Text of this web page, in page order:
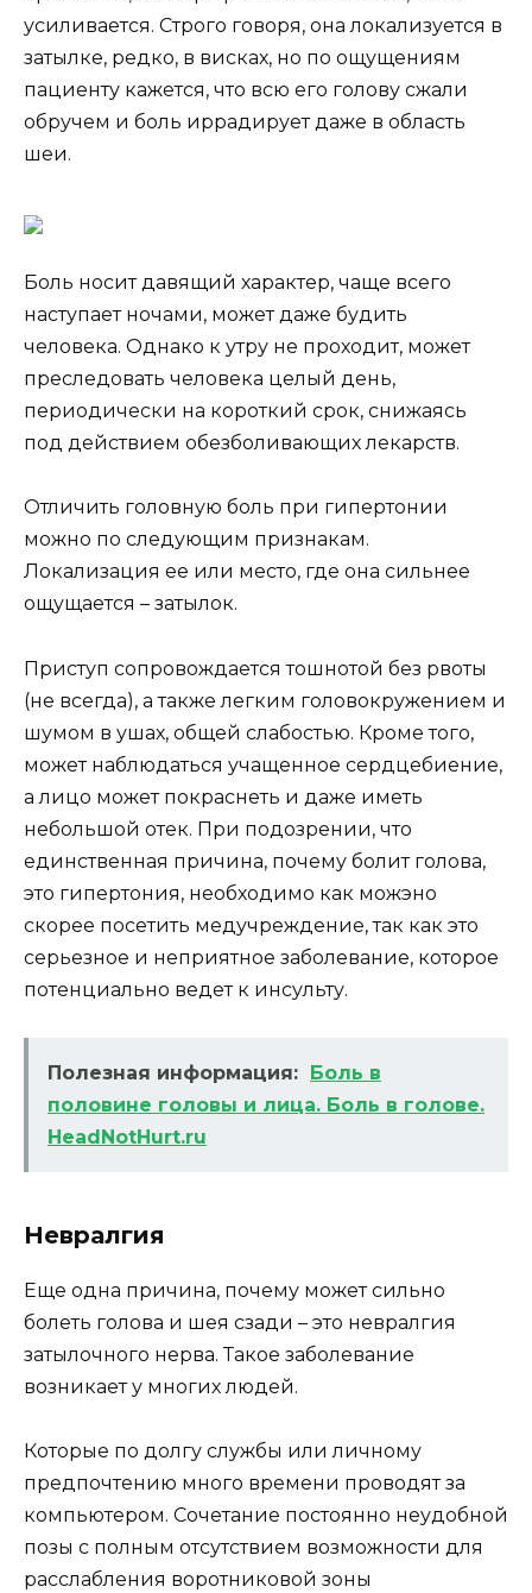
усиливается. Строго говоря, она локализуется в
затылке, редко, в висках, но по ощущениям
пациенту кажется, что всю его голову сжали
обручем и боль иррадирует даже в область
шеи.
Боль носит давящий характер, чаще всего
наступает ночами, может даже будить
человека. Однако к утру не проходит, может
преследовать человека целый день,
периодически на короткий срок, снижаясь
под действием обезболивающих лекарств.
Отличить головную боль при гипертонии
можно по следующим признакам.
Локализация ее или место, где она сильнее
ощущается – затылок.
Приступ сопровождается тошнотой без рвоты
(не всегда), а также легким головокружением и
шумом в ушах, общей слабостью. Кроме того,
может наблюдаться учащенное сердцебиение,
а лицо может покраснеть и даже иметь
небольшой отек. При подозрении, что
единственная причина, почему болит голова,
это гипертония, необходимо как можэно
скорее посетить медучреждение, так как это
серьезное и неприятное заболевание, которое
потенциально ведет к инсульту.
Полезная информация: Боль в
половине головы и лица. Боль в голове.
HeadNotHurt.ru
Невралгия
Еще одна причина, почему может сильно
болеть голова и шея сзади – это невралгия
затылочного нерва. Такое заболевание
возникает у многих людей.
Которые по долгу службы или личному
предпочтению много времени проводят за
компьютером. Сочетание постоянно неудобной
позы с полным отсутствием возможности для
расслабления воротниковой зоны